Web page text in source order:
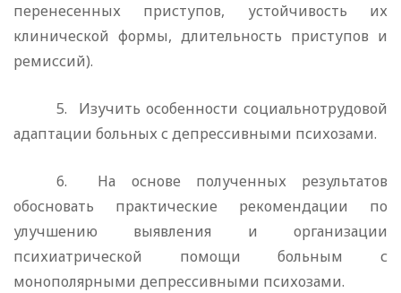
перенесенных приступов, устойчивость их
клинической формы, длительность приступов и
ремиссий).
5.
Изучить особенности социальнотрудовой
адаптации больных с депрессивными психозами.
6.
На основе полученных результатов
обосновать практи­ческие рекомендации по
улучшению выявления и организа­ции
психиатрической помощи больным с
монополярными де­прессивными психозами.